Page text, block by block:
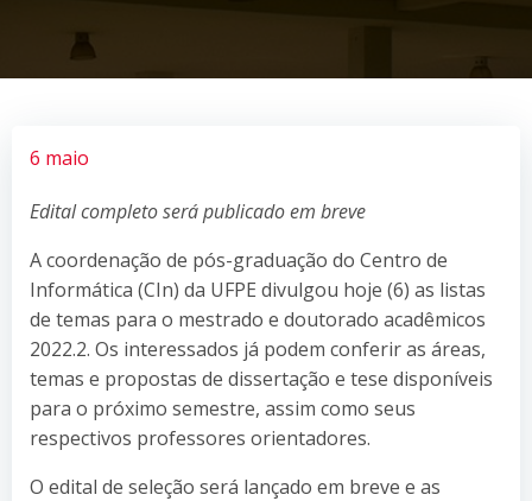
6 maio
Edital completo será publicado em breve
A coordenação de pós-graduação do Centro de
Informática (CIn) da UFPE divulgou hoje (6) as listas
de temas para o mestrado e doutorado acadêmicos
2022.2. Os interessados já podem conferir as áreas,
temas e propostas de dissertação e tese disponíveis
para o próximo semestre, assim como seus
respectivos professores orientadores.
O edital de seleção será lançado em breve e as